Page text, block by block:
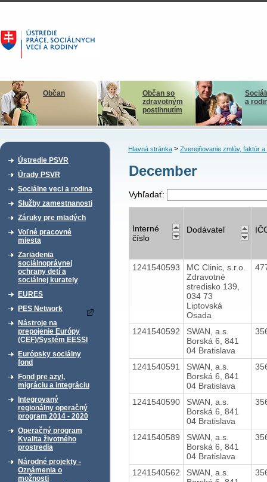
Občan
Občan so
zdravotným
postihnutím
a
Ústredie PSVR
Úrady PSVR
Sociálne veci a rodina
Služby zamestnanosti
Záruky pre mladých
Voľné pracovné
miesta
Zariadenia
sociálnoprávnej
ochrany detí a
sociálnej kurately
EURES
PES Network
Nástroje na
prepojenie Európy
(CEF)/Systém EESSI
Európsky sociálny
fond
Fond pre azyl,
migráciu a integráciu
Integrovaný
regionálny operačný
program 2014 - 2020
Operačný program
Kvalita životného
prostredia
Národné projekty -
Oznámenia o
možnosti
Hlavná stránka> Zverejňovanie zmlúv, faktúr a
December
Vyhľadať:
Interné
číslo
Dodávateľ
1241540593
MC Clinic, s.r.o.
Zdravotné
stredisko 139,
034 73
Liptovská
Osada
1241540592
SWAN, a.s.
Borská 6, 841
04 Bratislava
1241540591
SWAN, a.s.
Borská 6, 841
04 Bratislava
1241540590
SWAN, a.s.
Borská 6, 841
04 Bratislava
1241540589
SWAN, a.s.
Borská 6, 841
04 Bratislava
1241540562
SWAN, a.s.